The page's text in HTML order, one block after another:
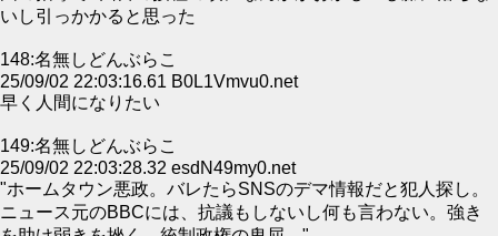
いし引っかかると思った
148:名無しどんぶらこ
25/09/02 22:03:16.61 B0L1Vmvu0.net
早く人間になりたい
149:名無しどんぶらこ
25/09/02 22:03:28.32 esdN49my0.net
"ホームタウン悪政。バレたらSNSのデマ情報だと犯人探し。
ニュース元のBBCには、抗議もしないし何も言わない。強き